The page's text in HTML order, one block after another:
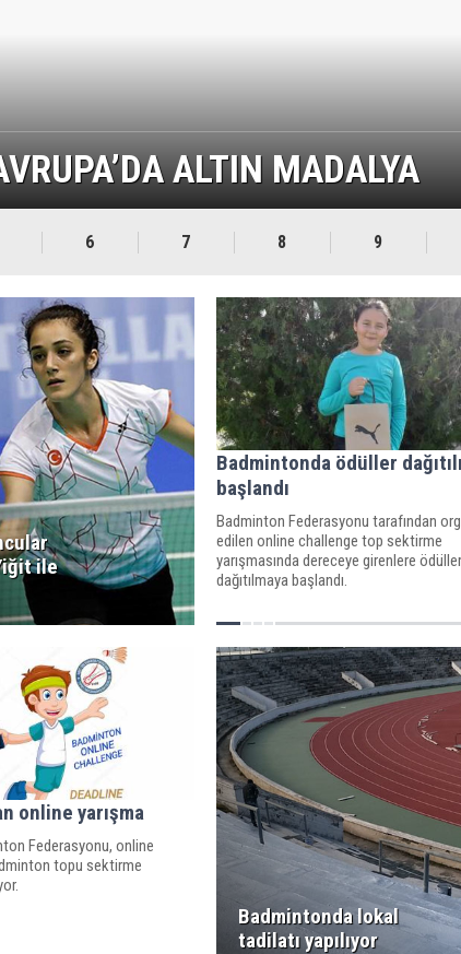
ALTIN MADALYA
6 7 8 9
ile
Badmintonda ödüller
başlandı
Badminton Federasyonu tarafından
edilen online challenge top sektirme
yarışmasında dereceye girenlere
dağıtılmaya başlandı.
online yarışma
Federasyonu, online
topu sektirme
Badmintonda lokal
tadilatı yapılıyor